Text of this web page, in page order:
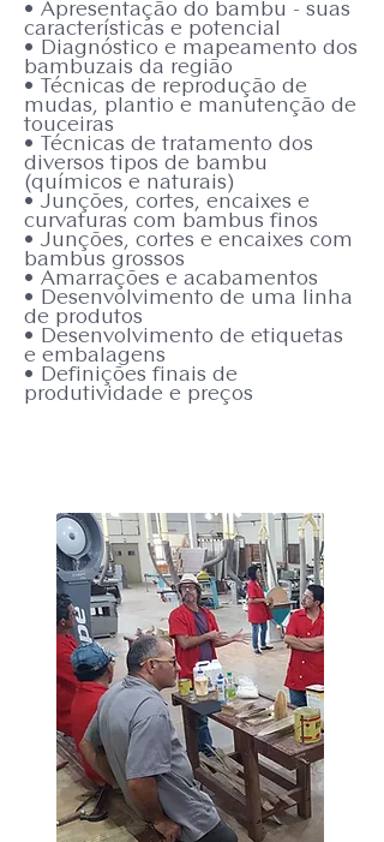
• Apresentação do bambu - suas
características e potencial
• Diagnóstico e mapeamento dos
bambuzais da região
• Técnicas de reprodução de
mudas, plantio e manutenção de
touceiras
• Técnicas de tratamento dos
diversos tipos de bambu
(químicos e naturais)
• Junções, cortes, encaixes e
curvaturas com bambus finos
• Junções, cortes e encaixes com
bambus grossos
• Amarrações e acabamentos
• Desenvolvimento de uma linha
de produtos
• Desenvolvimento de etiquetas
e embalagens
• Definições finais de
produtividade e preços